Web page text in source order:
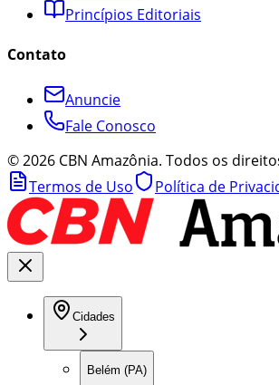
Princípios Editoriais
Contato
Anuncie
Fale Conosco
©2026 CBN Amazônia. Todos os
Termos de Uso
Política de
Cidades
Belém (PA)